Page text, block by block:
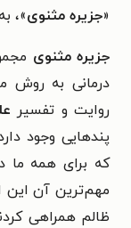
«جزیره مثنوی»،
جزیره مثنوی
درمانی به روش
روایت و تفسیر
پندهایی وجود
که برای همه ما
مهم‌ترین آن این
ظالم همراهی